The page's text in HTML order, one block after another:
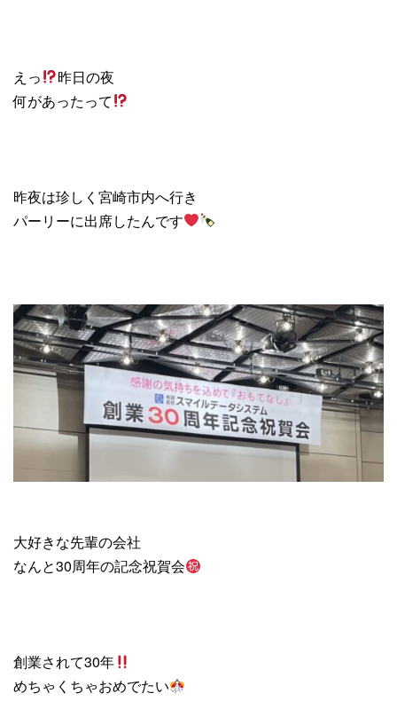
えっ
昨日の夜
何があったって
昨夜は珍しく宮崎市内へ行き
パーリーに出席したんです
大好きな先輩の会社
なんと30周年の記念祝賀会
創業されて30年
めちゃくちゃおめでたい